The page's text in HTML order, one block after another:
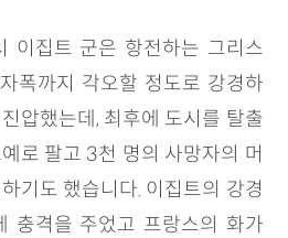
이집트 군은 항전하는 그리스
폭까지 각오할 정도로 강경하
압했는데, 최후에 도시를 탈출
로 팔고 3천 명의 사망자의 머
기도 했습니다. 이집트의 강경
충격을 주었고 프랑스의 화가